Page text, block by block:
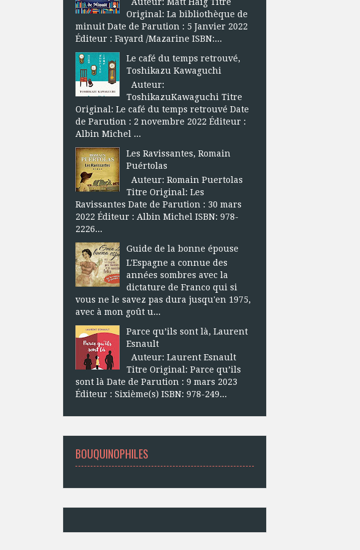
Original: La bibliothèque de
minuit Date de Parution : 5 Janvier 2022
Éditeur : Fayard /Mazarine ISBN:...
Le café du temps retrouvé,
Toshikazu Kawaguchi
Auteur:
ToshikazuKawaguchi Titre
Original: Le café du temps retrouvé Date
de Parution : 2 novembre 2022 Éditeur :
Albin Michel ...
Les Ravissantes, Romain
Puértolas
Auteur: Romain Puertolas
Titre Original: Les
Ravissantes Date de Parution : 30 mars
2022 Éditeur : Albin Michel ISBN: 978-
2226...
Guide de la bonne épouse
L'Espagne a connue des
années sombres avec la
dictature de Franco qui si
vous ne le savez pas dura jusqu'en 1975,
avec à mon goût u...
Parce qu’ils sont là, Laurent
Esnault
Auteur: Laurent Esnault
Titre Original: Parce qu’ils
sont là Date de Parution : 9 mars 2023
Éditeur : Sixième(s) ISBN: 978-249...
BOUQUINOPHILES